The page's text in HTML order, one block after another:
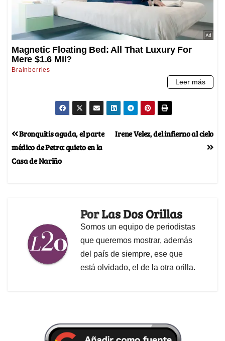
Irene Velez, del infierno al cielo
Bronquitis aguda, el parte
médico de Petro: quieto en la
Casa de Nariño
PorLas Dos Orillas
Somos un equipo de periodistas
que queremos mostrar, además
del país de siempre, ese que
está olvidado, el de la otra orilla.